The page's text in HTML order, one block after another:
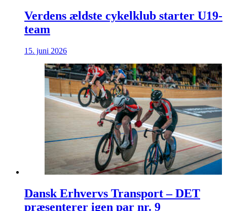
Verdens ældste cykelklub starter U19-
team
15. juni 2026
Dansk Erhvervs Transport – DET
præsenterer igen par nr. 9